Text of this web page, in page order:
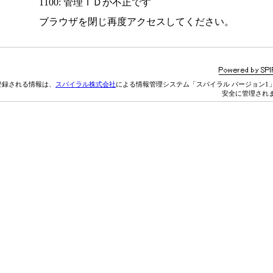
1100: 管理ＩＤが不正です
ブラウザを閉じ再度アクセスしてください。
される情報は、 スパイラル株式会社による情報管理システム「スパイラル バージョン1
安全に管理され